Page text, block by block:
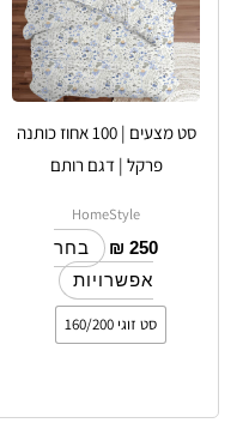
סט מצעים | 100 אחוז כותנה
פרקל | דגם רותם
HomeStyle
₪ 250
בחר
אפשרויות
ניתן
לבחור
את
האפשרויות
בעמוד
המוצר
סט זוגי 160/200